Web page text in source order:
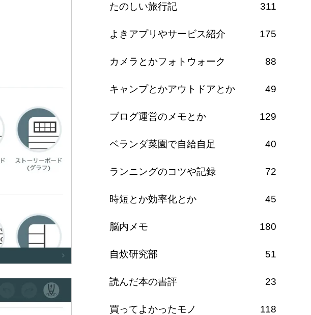
たのしい旅行記 311
よきアプリやサービス紹介 175
カメラとかフォトウォーク 88
キャンプとかアウトドアとか 49
ブログ運営のメモとか 129
ベランダ菜園で自給自足 40
ランニングのコツや記録 72
時短とか効率化とか 45
脳内メモ 180
自炊研究部 51
読んだ本の書評 23
買ってよかったモノ 118